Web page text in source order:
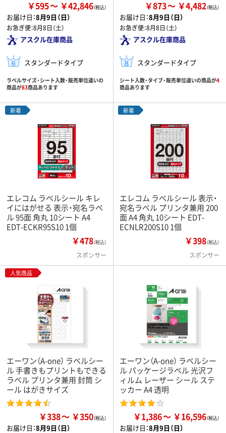
￥595 ￥42,846
お届け日：8月9日（日）
お急ぎ便：8月8日（土）
アスクル在庫商品
スタンダードタイプ
ラベルサイズ・シート入数・販売単位違いの
商品が83商品あります
￥873 ￥4,482
お届け日：8月9日（日）
お急ぎ便：8月8日（土）
アスクル在庫商品
スタンダードタイプ
シート入数・タイプ・販売単位違いの商品が4
商品あります
新着
エレコム ラベルシール キレ
イにはがせる 表示・宛名ラベ
ル 95面 角丸 10シート A4
EDT-ECKR95S10 1個
￥478（税込）
スポンサー
新着
エレコム ラベルシール 表示・
宛名ラベル プリンタ兼用 200
面 A4 角丸 10シート EDT-
ECNLR200S10 1個
￥398（税込）
スポンサー
人気商品
エーワン（A-one） ラベルシー
ル 手書きもプリントもできる
ラベル プリンタ兼用 封筒 シ
ール はがきサイズ
￥338 ￥350
お届け日：8月9日（日）
エーワン（A-one） ラベルシー
ル パッケージラベル 光沢フ
ィルム レーザー シール ステ
ッカー A4 透明
￥1,386 ￥16,596
お届け日：8月9日（日）